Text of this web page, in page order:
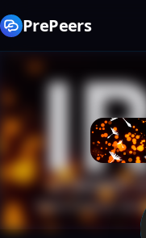
PrePeers